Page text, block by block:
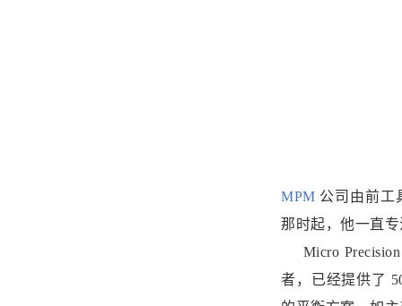
MPM 公司由前工
那时起，他一直
Micro
者，已经提供了